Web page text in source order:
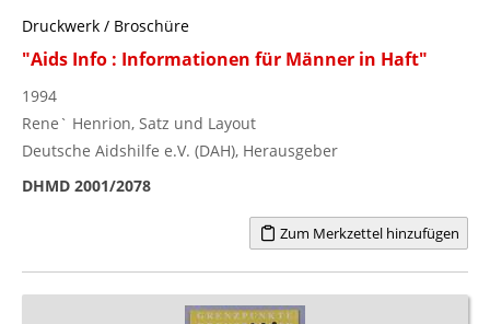
Druckwerk / Broschüre
"Aids Info : Informationen für Männer in Haft"
1994
Rene` Henrion, Satz und Layout
Deutsche Aidshilfe e.V. (DAH), Herausgeber
DHMD 2001/2078
Zum Merkzettel hinzufügen